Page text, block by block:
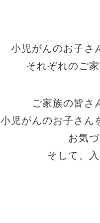
小児がんのお子さ
それぞれのご
ご家族の皆さ
小児がんのお子さん
お気
そして、